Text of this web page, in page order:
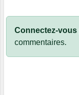
Connectez-vous
commentaires.